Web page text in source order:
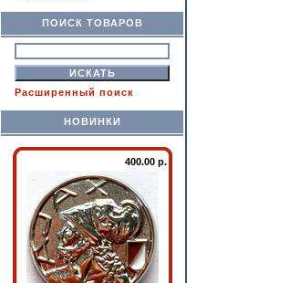
ПОИСК ТОВАРОВ
Расширенный поиск
НОВИНКИ
400.00 р.